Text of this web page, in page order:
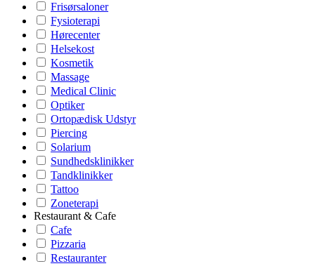
Frisørsaloner
Fysioterapi
Hørecenter
Helsekost
Kosmetik
Massage
Medical Clinic
Optiker
Ortopædisk Udstyr
Piercing
Solarium
Sundhedsklinikker
Tandklinikker
Tattoo
Zoneterapi
Restaurant & Cafe
Cafe
Pizzaria
Restauranter